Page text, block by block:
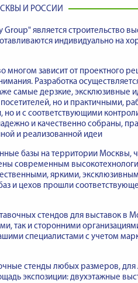
И РОССИИ
является строительство
индивидуально на
многом зависит от проектного
Разработка
самые дерзкие, эксклюзивные
но и практичными,
но и с соответствующими
и качественно собраны,
и реализованной идеи
базы на территории Москвы,
современным
яркими,
и цехов прошли
стендов для выставок в
так и сторонними
специалистами с учетом
стенды любых размеров,
экспозиции: двухэтажные